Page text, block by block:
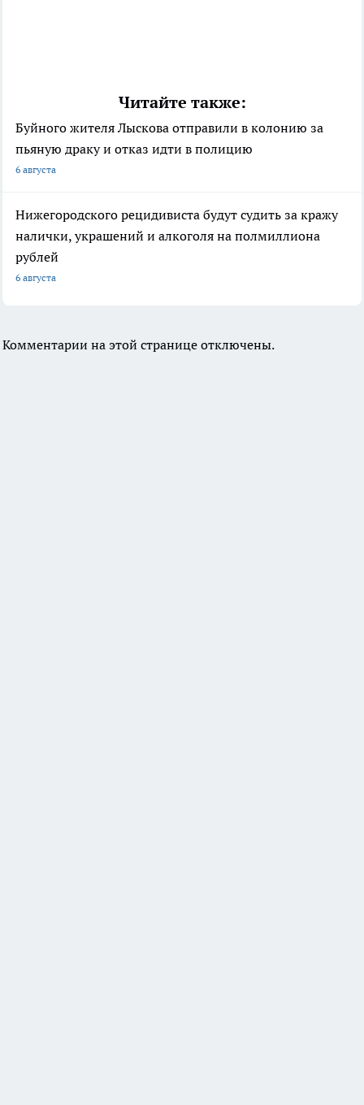
Читайте также:
Буйного жителя Лыскова отправили в колонию за
пьяную драку и отказ идти в полицию
6 августа
Нижегородского рецидивиста будут судить за кражу
налички, украшений и алкоголя на полмиллиона
рублей
6 августа
Комментарии на этой странице отключены.